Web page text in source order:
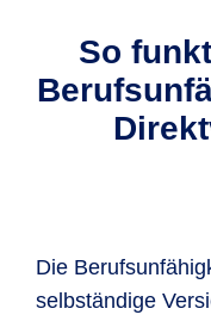
So
Die
selbständige